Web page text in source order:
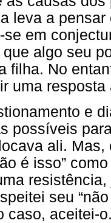
leva a
se em
algo seu
filha. No
uma
e
possíveis
ali.
é isso”
seu
caso, aceitei-